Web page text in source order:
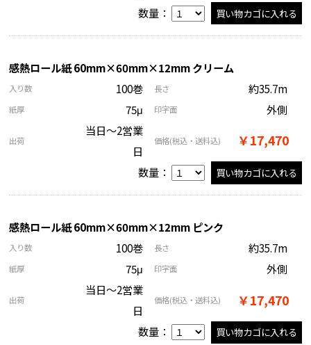
数量：
感熱ロール紙 60mm×60mm×12mm クリーム
入り数 100巻 長さ 約35.7m
紙厚 75μ 印字面 外側
出荷
当日～2営業
日
価格(税込・送料込) ￥17,470
数量：
感熱ロール紙 60mm×60mm×12mm ピンク
入り数 100巻 長さ 約35.7m
紙厚 75μ 印字面 外側
出荷
当日～2営業
日
価格(税込・送料込) ￥17,470
数量：